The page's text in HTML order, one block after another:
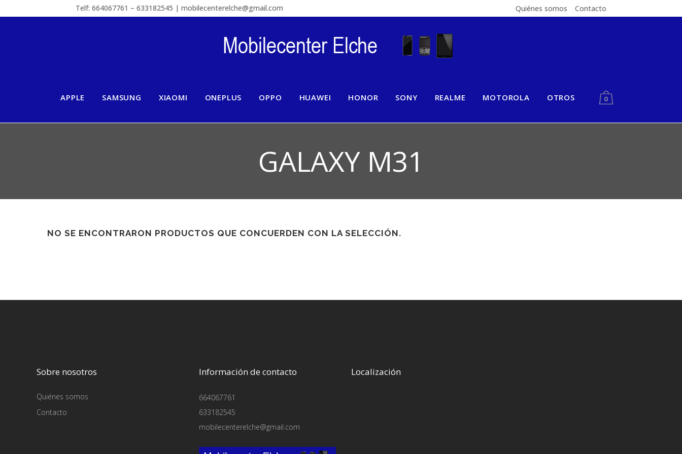
Telf: 664067761 – 633182545 | mobilecenterelche@gmail.com Quiénes somos Contacto
APPLE SAMSUNG XIAOMI ONEPLUS OPPO HUAWEI HONOR SONY REALME MOTOROLA OTROS 0
GALAXY M31
NO SE ENCONTRARON PRODUCTOS QUE CONCUERDEN CON LA SELECCIÓN.
Sobre nosotros
Quiénes somos
Contacto
Información de contacto
664067761
633182545
mobilecenterelche@gmail.com
Localización